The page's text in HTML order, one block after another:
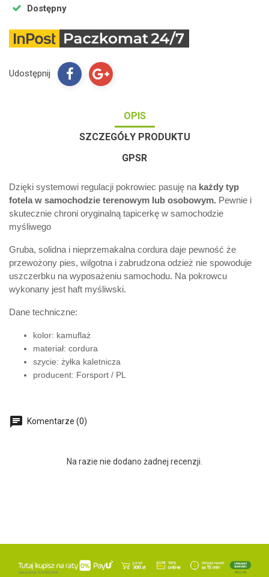
Dostępny
Udostępnij
OPIS
SZCZEGÓŁY PRODUKTU
GPSR
Dzięki systemowi regulacji pokrowiec pasuję na każdy typ
fotela w samochodzie terenowym lub osobowym. Pewnie i
skutecznie chroni oryginalną tapicerkę w samochodzie
myśliwego
Gruba, solidna i nieprzemakalna cordura daje pewność że
przewożony pies, wilgotna i zabrudzona odzież nie spowoduje
uszczerbku na wyposażeniu samochodu. Na pokrowcu
wykonany jest haft myśliwski.
Dane techniczne:
kolor: kamuflaż
materiał: cordura
szycie: żyłka kaletnicza
producent: Forsport / PL
Komentarze (0)
Na razie nie dodano żadnej recenzji.